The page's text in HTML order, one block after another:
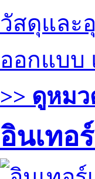
วัสดุและ
ออกแบบ
>> ดูหม
อินเทอ